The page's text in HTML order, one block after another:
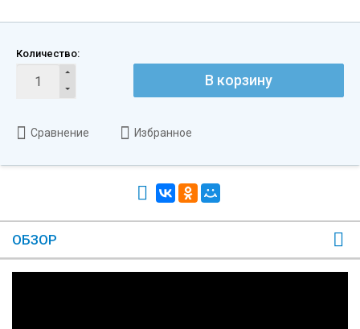
Количество:
В корзину
Сравнение Избранное
ОБЗОР